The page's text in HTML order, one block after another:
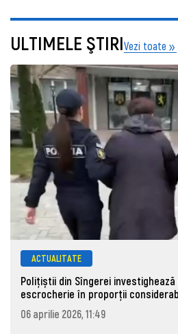
ULTIMELE ŞTIRIVezi toate
ACTUALITATE
Polițiștii din Sîngerei investighează
escrocherie în proporții
06 aprilie 2026, 11:49